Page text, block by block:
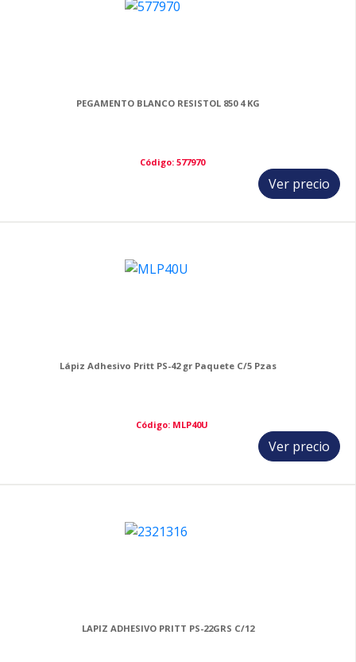
PEGAMENTO BLANCO RESISTOL 850 4 KG
Código: 577970
Ver precio
Lápiz Adhesivo Pritt PS-42 gr Paquete C/5 Pzas
Código: MLP40U
Ver precio
LAPIZ ADHESIVO PRITT PS-22GRS C/12